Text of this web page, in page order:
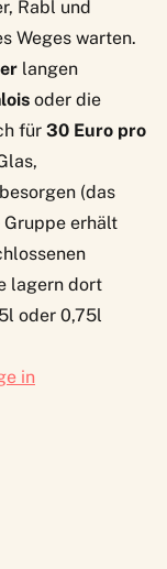
, Rabl und
Weges warten.
langen
oder die
für 30 Euro pro
(das
erhält
lagern dort
oder 0,75l
in